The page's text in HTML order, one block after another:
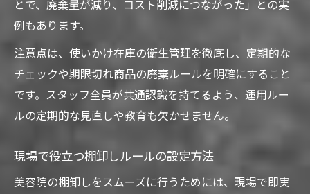
とで、廃棄量が減り、コスト削減につながった」との実
例もあります。
注意点は、使いかけ在庫の衛生管理を徹底し、定期的な
チェックや期限切れ商品の廃棄ルールを明確にすること
です。スタッフ全員が共通認識を持てるよう、運用ルー
ルの定期的な見直しや教育も欠かせません。
現場で役立つ棚卸しルールの設定方法
美容院の棚卸しをスムーズに行うためには、現場で即実